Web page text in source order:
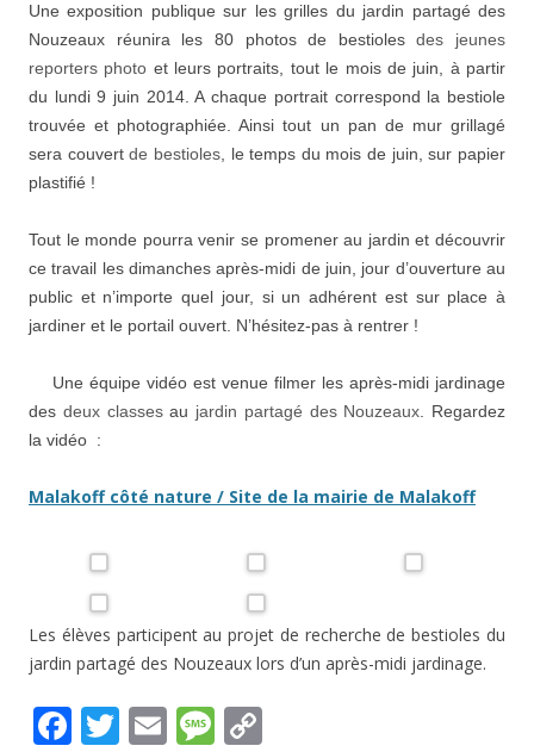
Une exposition publique sur les grilles du jardin partagé des
Nouzeaux réunira les 80 photos de bestiolesdes jeunes
reporters photo et leurs portraits, tout le mois de juin, à partir
du lundi 9 juin 2014. A chaque portrait correspond la bestiole
trouvée et photographiée. Ainsi tout un pan de mur grillagé
sera couvertde bestioles, le temps du mois de juin, sur papier
plastifié !
Tout le monde pourra venir se promener au jardin et découvrir
ce travail les dimanches après-midi de juin, jour d’ouverture au
public et n’importe quel jour, si un adhérent est sur place à
jardiner et le portail ouvert. N’hésitez-pas à rentrer !
Une équipe vidéo est venue filmer les après-midi jardinage
des deux classesau jardin partagé des Nouzeaux . Regardez
la vidéo :
Malakoff côté nature / Site de la mairie de Malakoff
Les élèves participent au projet de recherche de bestioles du
jardin partagé des Nouzeaux lors d’un après-midi jardinage.
F T E M